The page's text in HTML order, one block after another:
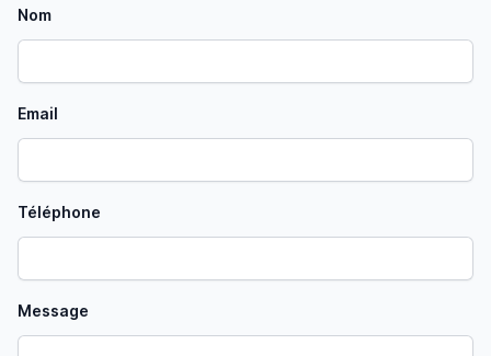
Nom
Email
Téléphone
Message